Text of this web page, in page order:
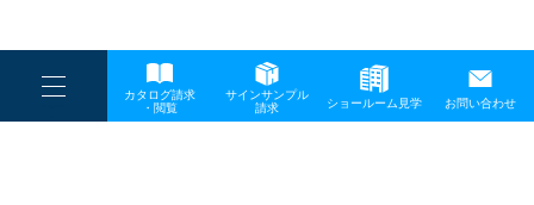
----
----
-
カタログ請求
・閲覧
サインサンプル
請求
ショールーム見学 お問い合わせ